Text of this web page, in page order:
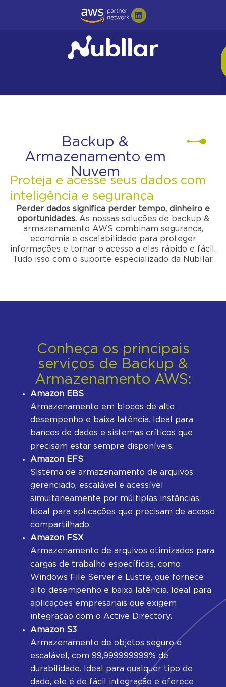
Backup &
Armazenamento em
Nuvem
Proteja e acesse seus dados com
inteligência e segurança
Perder dados significa perder tempo, dinheiro e
oportunidades. As nossas soluções de backup &
armazenamento AWS combinam segurança,
economia e escalabilidade para proteger
informações e tornar o acesso a elas rápido e fácil.
Tudo isso com o suporte especializado da Nubllar.
Conheça os principais
serviços de Backup &
Armazenamento AWS:
Amazon EBS
Armazenamento em blocos de alto
desempenho e baixa latência. Ideal para
bancos de dados e sistemas críticos que
precisam estar sempre disponíveis.
Amazon EFS
Sistema de armazenamento de arquivos
gerenciado, escalável e acessível
simultaneamente por múltiplas instâncias.
Ideal para aplicações que precisam de acesso
compartilhado.
Amazon FSX
Armazenamento de arquivos otimizados para
cargas de trabalho específicas, como
Windows File Server e Lustre, que fornece
alto desempenho e baixa latência. Ideal para
aplicações empresariais que exigem
integração com o Active Directory.
Amazon S3
Armazenamento de objetos seguro e
escalável, com 99,999999999% de
durabilidade. Ideal para qualquer tipo de
dado, ele é de fácil integração e oferece